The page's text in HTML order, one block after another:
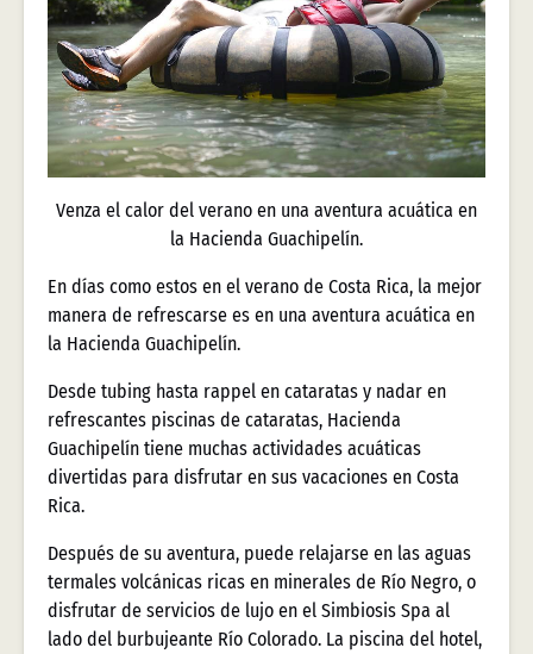
Venza el calor del verano en una aventura acuática en
la Hacienda Guachipelín.
En días como estos en el verano de Costa Rica, la mejor
manera de refrescarse es en una aventura acuática en
la Hacienda Guachipelín.
Desde tubing hasta rappel en cataratas y nadar en
refrescantes piscinas de cataratas, Hacienda
Guachipelín tiene muchas actividades acuáticas
divertidas para disfrutar en sus vacaciones en Costa
Rica.
Después de su aventura, puede relajarse en las aguas
termales volcánicas ricas en minerales de Río Negro, o
disfrutar de servicios de lujo en el Simbiosis Spa al
lado del burbujeante Río Colorado. La piscina del hotel,